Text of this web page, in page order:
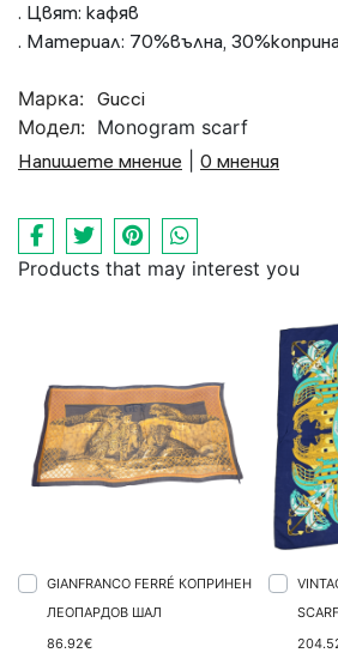
. Цвят: кафяв
. Материал: 70%вълна,
Марка: Gucci
Модел: Monogram scarf
Напишете мнение
0 мнения
Products that may interest you
GIANFRANCO FERRÉ КОПРИНЕН
ЛЕОПАРДОВ ШАЛ
86.92€